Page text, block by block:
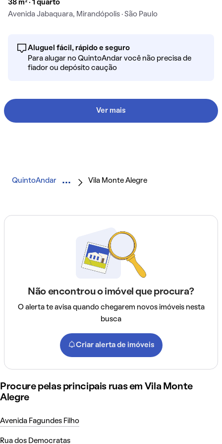
38 m² · 1 quarto
Avenida Jabaquara, Mirandópolis · São Paulo
Aluguel fácil, rápido e seguro
Para alugar no QuintoAndar você não precisa de
fiador ou depósito caução
Ver mais
QuintoAndar Vila Monte Alegre
Não encontrou o imóvel que procura?
O alerta te avisa quando chegarem novos imóveis nesta
busca
Criar alerta de imóveis
Procure pelas principais ruas em Vila Monte
Alegre
Avenida Fagundes Filho
Rua dos Democratas